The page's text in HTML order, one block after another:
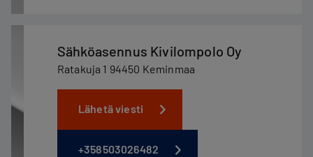
Sähköasennus Kivilompolo Oy
Ratakuja 1 94450 Keminmaa
Lähetä viesti
+358503026482